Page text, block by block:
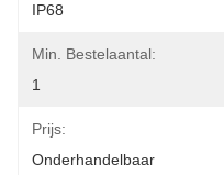
IP68
Min. Bestelaantal:
1
Prijs:
Onderhandelbaar